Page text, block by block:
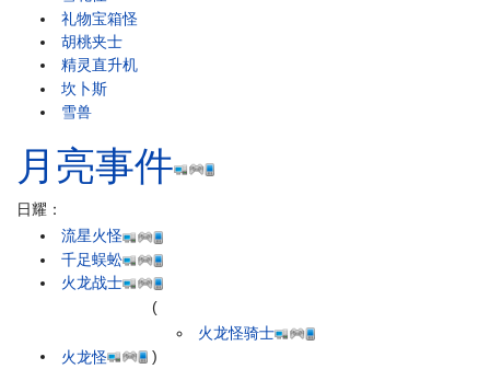
礼物宝箱怪
胡桃夹士
精灵直升机
坎卜斯
雪兽
月亮事件
日耀：
流星火怪
千足蜈蚣
火龙战士
火龙怪
(
火龙怪骑士
)